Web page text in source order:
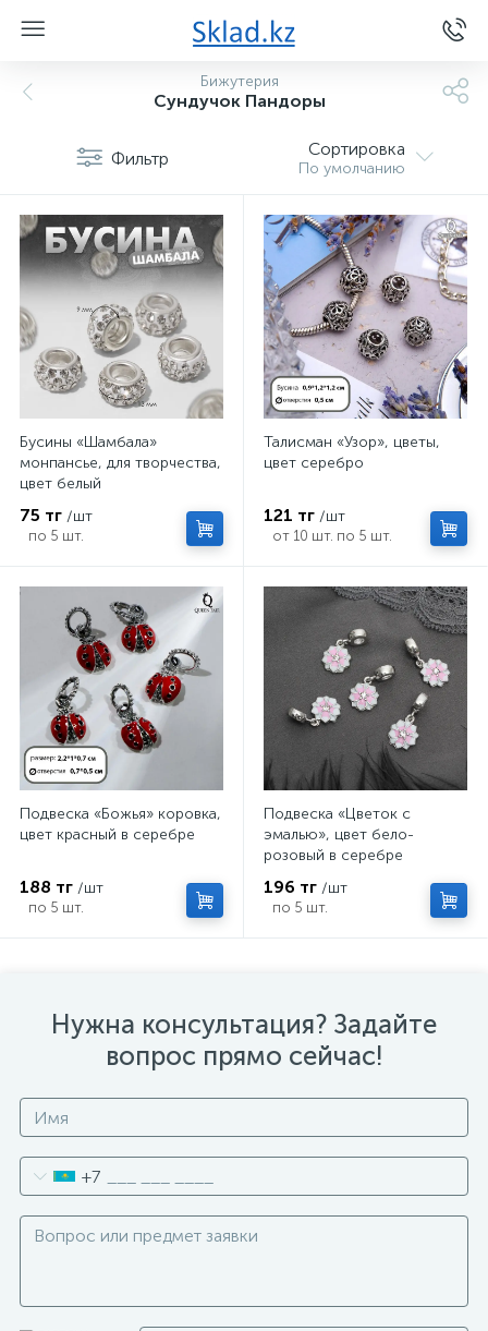
Бижутерия
Сундучок Пандоры
Фильтр Сортировка
По умолчанию
Бусины «Шамбала»
монпансье, для творчества,
цвет белый
75 тг /шт
по 5 шт.
Талисман «Узор», цветы,
цвет серебро
121 тг /шт
от 10 шт. по 5 шт.
Подвеска «Божья» коровка,
цвет красный в серебре
188 тг /шт
по 5 шт.
Подвеска «Цветок с
эмалью», цвет бело-
розовый в серебре
196 тг /шт
по 5 шт.
Нужна консультация? Задайте
вопрос прямо сейчас!
+7